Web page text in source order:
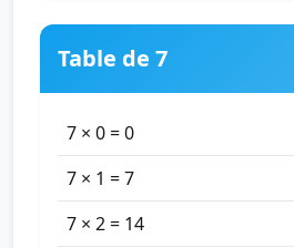
Table de 7
7 × 0 = 0
7 × 1 = 7
7 × 2 = 14